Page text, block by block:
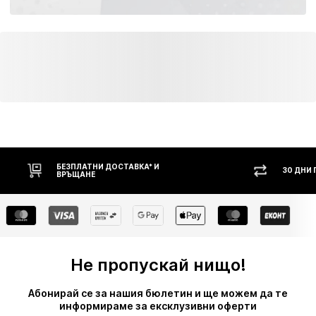
Leather Working Group (LWG)
БЕЗПЛАТНИ ДОСТАВКА* И
ВРЪЩАНЕ
30 ДНИ
Не пропускай нищо!
Абонирай се за нашия бюлетин и ще можем да те
информираме за ексклузивни оферти